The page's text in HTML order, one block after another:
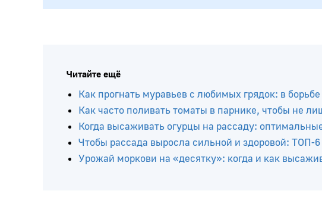
Читайте ещё
Как прогнать муравьев с любимых грядок: в
Как часто поливать томаты в парнике, чтобы не
Когда высаживать огурцы на рассаду:
Чтобы рассада выросла сильной и здоровой: ТОП-
Урожай моркови на «десятку»: когда и как